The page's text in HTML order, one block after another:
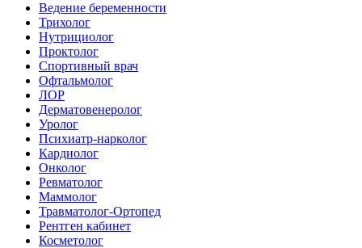
Ведение беременности
Трихолог
Нутрициолог
Проктолог
Спортивный врач
Офтальмолог
ЛОР
Дерматовенеролог
Уролог
Психиатр-нарколог
Кардиолог
Онколог
Ревматолог
Маммолог
Травматолог-Ортопед
Рентген кабинет
Косметолог